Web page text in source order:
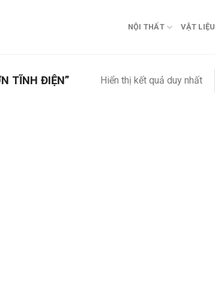
NỘI THẤT VẬT LIỆU
TĨNH ĐIỆN” Hiển thị kết quả duy nhất